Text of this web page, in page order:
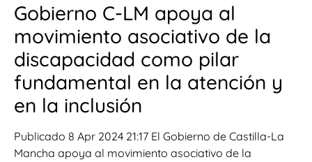
Gobierno C-LM apoya al
movimiento asociativo de la
discapacidad como pilar
fundamental en la atención y
en la inclusión
Publicado 8 Apr 2024 21:17 El Gobierno de Castilla-La
Mancha apoya al movimiento asociativo de la